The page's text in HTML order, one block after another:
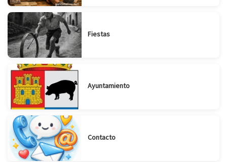
Fiestas
Ayuntamiento
Contacto